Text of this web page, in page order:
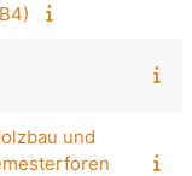
und